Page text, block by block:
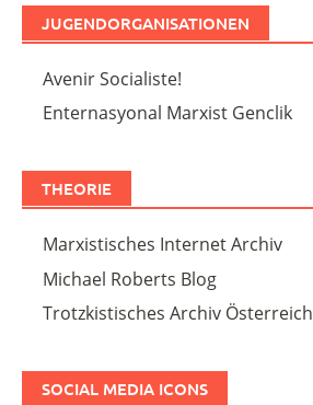
JUGENDORGANISATIONEN
Avenir Socialiste!
Enternasyonal Marxist Genclik
THEORIE
Marxistisches Internet Archiv
Michael Roberts Blog
Trotzkistisches Archiv Österreich
SOCIAL MEDIA ICONS